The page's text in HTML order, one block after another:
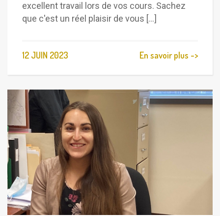
excellent travail lors de vos cours. Sachez
que c'est un réel plaisir de vous [...]
12 JUIN 2023 En savoir plus ->